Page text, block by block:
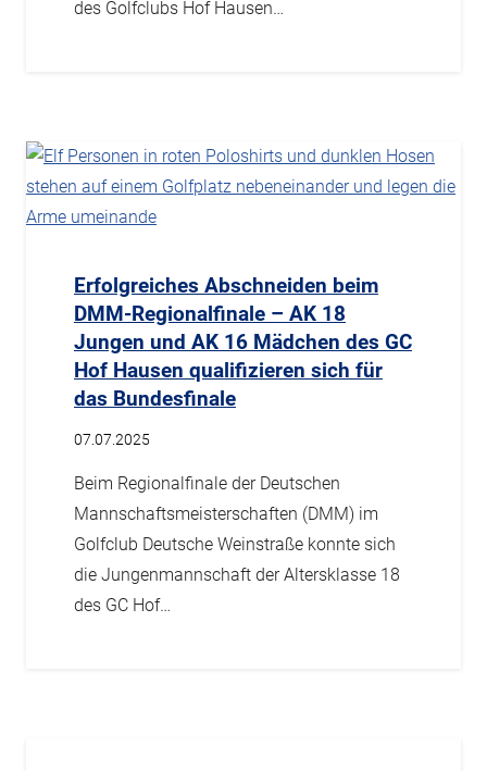
des Golfclubs Hof Hausen…
Erfolgreiches Abschneiden beim
DMM-Regionalfinale – AK 18
Jungen und AK 16 Mädchen des GC
Hof Hausen qualifizieren sich für
das Bundesfinale
07.07.2025
Beim Regionalfinale der Deutschen
Mannschaftsmeisterschaften (DMM) im
Golfclub Deutsche Weinstraße konnte sich
die Jungenmannschaft der Altersklasse 18
des GC Hof…